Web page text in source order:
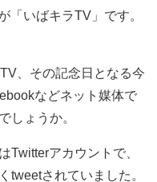
「いばキラTV」です。
、その記念日となる今
などネット媒体で
しょうか。
アカウントで、
tweetされていました。